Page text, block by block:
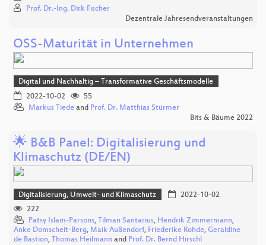
Prof. Dr.-Ing. Dirk Fischer
Dezentrale Jahresendveranstaltungen
OSS-Maturität in Unternehmen
Digital und Nachhaltig – Transformative Geschäftsmodelle
2022-10-02
55
Markus Tiede and Prof. Dr. Matthias Stürmer
Bits & Bäume 2022
🌟 B&B Panel: Digitalisierung und
Klimaschutz (DE/EN)
Digitalisierung, Umwelt- und Klimaschutz
2022-10-02
222
Patsy Islam-Parsons, Tilman Santarius, Hendrik Zimmermann,
Anke Domscheit-Berg, Maik Außendorf, Friederike Rohde, Geraldine
de Bastion, Thomas Heilmann and Prof. Dr. Bernd Hirschl